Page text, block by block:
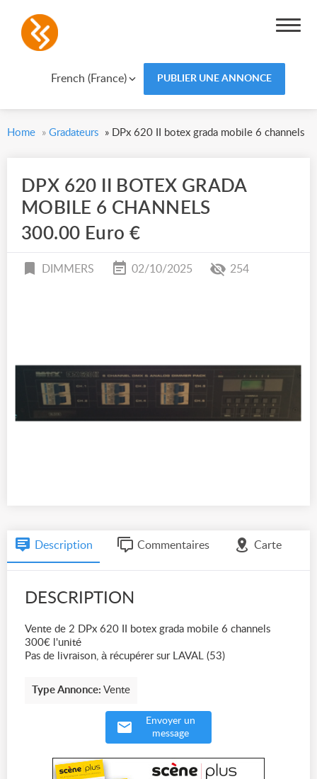
French (France) PUBLIER UNE ANNONCE
Home » Gradateurs » DPx 620 II botex grada mobile 6 channels
DPX 620 II BOTEX GRADA
MOBILE 6 CHANNELS
300.00 Euro €
DIMMERS 02/10/2025 254
Description Commentaires Carte
DESCRIPTION
Vente de 2 DPx 620 II botex grada mobile 6 channels
300€ l'unité
Pas de livraison, à récupérer sur LAVAL (53)
Type Annonce: Vente
Envoyer un
message